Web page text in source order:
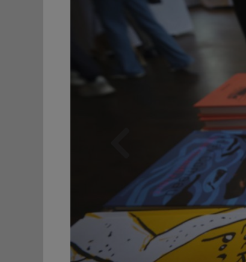
Zurück